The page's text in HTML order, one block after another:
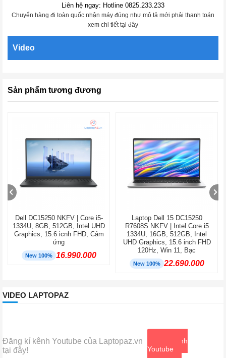
Liên hệ ngay: Hotline 0825.233.233
Chuyển hàng đi toàn quốc nhận máy đúng như mô tả mới phải thanh toán
xem chi tiết tại đây
Video
Sản phẩm tương đương
Dell DC15250 NKFV | Core i5-
1334U, 8GB, 512GB, Intel UHD
Graphics, 15.6 icnh FHD, Cảm
ứng
New 100% 16.990.000
Laptop Dell 15 DC15250
R7608S NKFV | Intel Core i5
1334U, 16GB, 512GB, Intel
UHD Graphics, 15.6 inch FHD
120Hz, Win 11, Bạc
New 100% 22.690.000
VIDEO LAPTOPAZ
Đăng kí kênh Youtube của Laptopaz.vn
tại đây!
Xem kênh
Youtube